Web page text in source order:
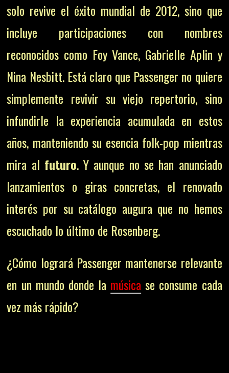
solo revive el éxito mundial de 2012, sino que
incluye participaciones con nombres
reconocidos como Foy Vance, Gabrielle Aplin y
Nina Nesbitt. Está claro que Passenger no quiere
simplemente revivir su viejo repertorio, sino
infundirle la experiencia acumulada en estos
años, manteniendo su esencia folk-pop mientras
mira al futuro. Y aunque no se han anunciado
lanzamientos o giras concretas, el renovado
interés por su catálogo augura que no hemos
escuchado lo último de Rosenberg.
¿Cómo logrará Passenger mantenerse relevante
en un mundo donde la música se consume cada
vez más rápido?